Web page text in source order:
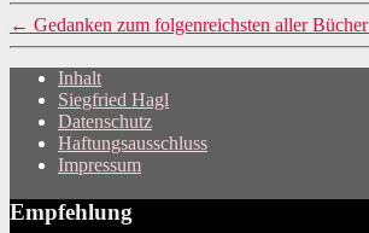
← Gedanken zum folgenreichsten aller Bücher
Inhalt
Siegfried Hagl
Datenschutz
Haftungsausschluss
Impressum
Empfehlung